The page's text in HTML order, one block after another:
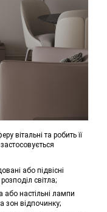
вітальні та робить її
або підвісні
світла;
або настільні лампи
зон відпочинку;